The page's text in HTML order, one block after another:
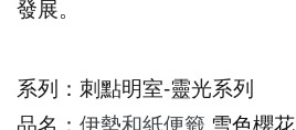
發展。
系列：刺點明室-靈光系列
品名： 伊勢和紙便籤 雪色櫻花